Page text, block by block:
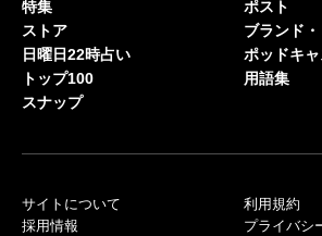
特集
ストア
日曜日22時占い
トップ100
スナップ
ポスト
ブランド・
ポッドキャ
用語集
サイトについて
採用情報
利用規約
プライバシ